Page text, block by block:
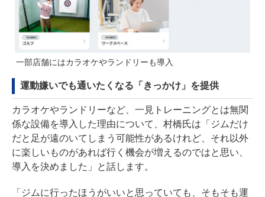
一部店舗にはカラオケやランドリーも導入
運動嫌いでも通いたくなる「きっかけ」を提供
カラオケやランドリーなど、一見トレーニングとは無関
係な設備を導入した理由について、村橋氏は「ジムだけ
だと足が遠のいてしまう可能性があるけれど、それ以外
に楽しいものがあれば行く機会が増えるのではと思い、
導入を決めました」と話します。
「ジムに行ったほうがいいと思っていても、そもそも運